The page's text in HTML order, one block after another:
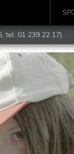
tel: 01 239 22 17).